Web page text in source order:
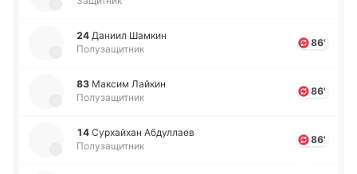
24 Даниил Шамкин
Полузащитник
86'
83 Максим Лайкин
Полузащитник
86'
14 Су­рхай­хан Абду­ллаев
Полузащитник
86'